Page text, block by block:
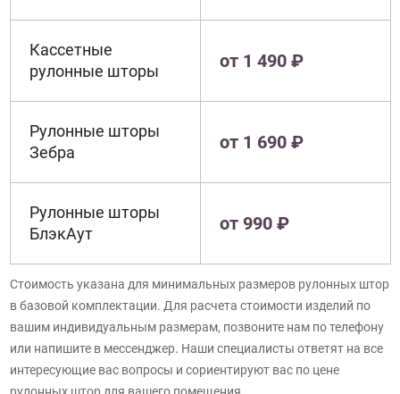
Кассетные
рулонные шторы
от 1 490 ₽
Рулонные шторы
Зебра
от 1 690 ₽
Рулонные шторы
БлэкАут
от 990 ₽
Стоимость указана для минимальных размеров рулонных штор
в базовой комплектации. Для расчета стоимости изделий по
вашим индивидуальным размерам, позвоните нам по телефону
или напишите в мессенджер. Наши специалисты ответят на все
интересующие вас вопросы и сориентируют вас по цене